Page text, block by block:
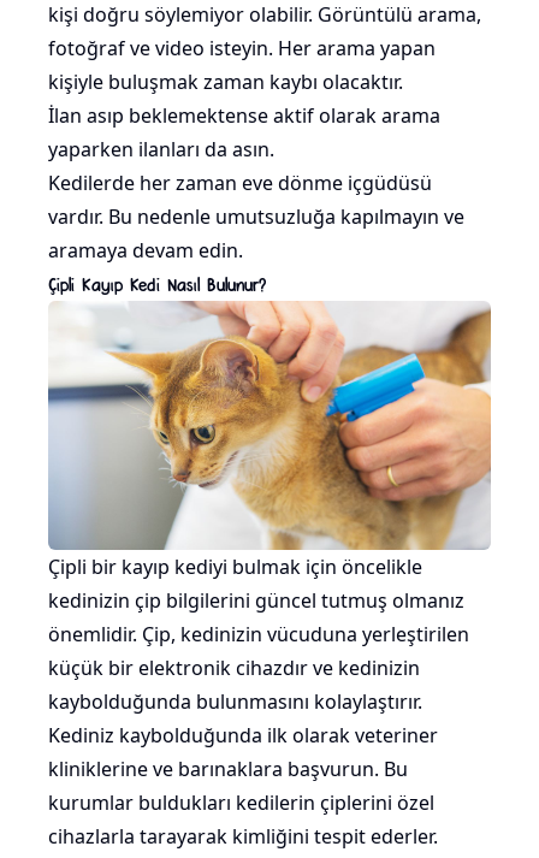
kişi doğru söylemiyor olabilir. Görüntülü arama,
fotoğraf vevideo isteyin. Her arama yapan
kişiyle buluşmak zaman kaybı olacaktır.
İlan asıp beklemektense aktif olarak arama
yaparken ilanları da asın.
Kedilerde her zaman eve dönme içgüdüsü
vardır. Bu nedenle umutsuzluğa kapılmayın ve
aramaya devam edin.
Çipli Kayıp Kedi Nasıl Bulunur?
Çipli bir kayıp kediyi bulmak için öncelikle
kedinizin çip bilgilerini güncel tutmuş olmanız
önemlidir. Çip, kedinizin vücuduna yerleştirilen
küçük bir elektronik cihazdır ve kedinizin
kaybolduğunda bulunmasını kolaylaştırır.
Kediniz kaybolduğunda ilk olarak veteriner
kliniklerine ve barınaklara başvurun. Bu
kurumlar buldukları kedilerin çiplerini özel
cihazlarla tarayarak kimliğini tespit ederler.